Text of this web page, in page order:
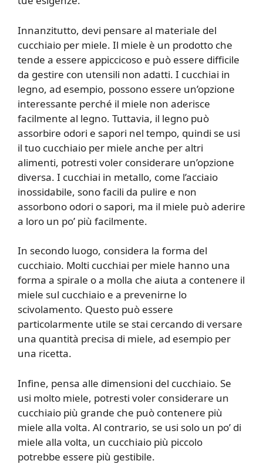
Innanzitutto, devi pensare al materiale del
cucchiaio per miele. Il miele è un prodotto che
tende a essere appiccicoso e può essere difficile
da gestire con utensili non adatti. I cucchiai in
legno, ad esempio, possono essere un’opzione
interessante perché il miele non aderisce
facilmente al legno. Tuttavia, il legno può
assorbire odori e sapori nel tempo, quindi se usi
il tuo cucchiaio per miele anche per altri
alimenti, potresti voler considerare un’opzione
diversa. I cucchiai in metallo, come l’acciaio
inossidabile, sono facili da pulire e non
assorbono odori o sapori, ma il miele può aderire
a loro un po’ più facilmente.
In secondo luogo, considera la forma del
cucchiaio. Molti cucchiai per miele hanno una
forma a spirale o a molla che aiuta a contenere il
miele sul cucchiaio e a prevenirne lo
scivolamento. Questo può essere
particolarmente utile se stai cercando di versare
una quantità precisa di miele, ad esempio per
una ricetta.
Infine, pensa alle dimensioni del cucchiaio. Se
usi molto miele, potresti voler considerare un
cucchiaio più grande che può contenere più
miele alla volta. Al contrario, se usi solo un po’ di
miele alla volta, un cucchiaio più piccolo
potrebbe essere più gestibile.